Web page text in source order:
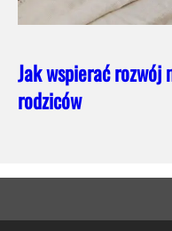
Jak wspierać rozwój
rodziców